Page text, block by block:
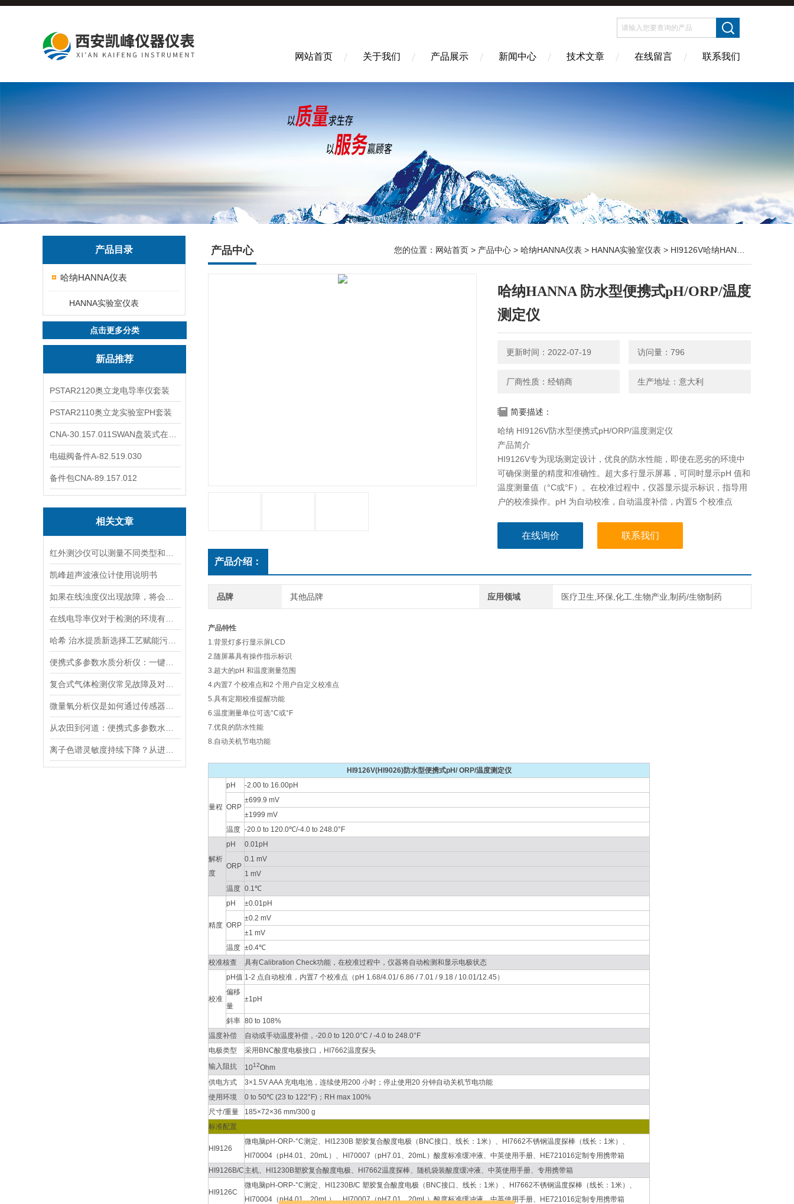
网站首页 关于我们 产品展示 新闻中心 技术文章 在线留言 联系我们
产品目录
哈纳HANNA仪表
HANNA实验室仪表
点击更多分类
新品推荐
PSTAR2120奥立龙电导率仪套装
PSTAR2110奥立龙实验室PH套装
电磁阀备件A-82.519.030
备件包CNA-89.157.012
相关文章
凯峰超声波液位计使用说明书
产品中心 您的位置： 网站首页 > 产品中心 > 哈纳HANNA仪表 > HANNA实验室仪表 > HI9126V哈纳HANNA 防水型便携式pH/ORP/温度测定仪
哈纳HANNA 防水型便携式pH/ORP/温度
测定仪
更新时间：2022-07-19 访问量：796
厂商性质：经销商 生产地址：意大利
简要描述：
哈纳 HI9126V防水型便携式pH/ORP/温度测定仪
产品简介
HI9126V专为现场测定设计，优良的防水性能，即使在恶劣的环境中
可确保测量的精度和准确性。超大多行显示屏幕，可同时显示pH 值和
温度测量值（°C或°F）。在校准过程中，仪器显示提示标识，指导用
户的校准操作。pH 为自动校准，自动温度补偿，内置5 个校准点
在线询价 联系我们
产品介绍：
品牌 其他品牌 应用领域 医疗卫生,环保,化工,生物产业,制药/生物制药
产品特性
1.背景灯多行显示屏LCD
2.随屏幕具有操作指示标识
3.超大的pH 和温度测量范围
4.内置7 个校准点和2 个用户自定义校准点
5.具有定期校准提醒功能
6.温度测量单位可选°C或°F
7.优良的防水性能
8.自动关机节电功能
HI9126V(HI9026)防水型便携式pH/ ORP/温度测定仪
量程
pH -2.00 to 16.00pH
ORP
±699.9 mV
±1999 mV
温度 -20.0 to 120.0℃/-4.0 to 248.0°F
解析
度
pH 0.01pH
ORP
0.1 mV
1 mV
温度 0.1℃
精度
pH ±0.01pH
ORP
±0.2 mV
±1 mV
温度 ±0.4℃
校准核查
具有Calibration Check功能，在校准过程中，仪器将自动检测和显示电极状态
校准
pH值 1-2 点自动校准，内置7 个校准点（pH 1.68/4.01/ 6.86 / 7.01 / 9.18 / 10.01/12.45）
偏移
量
±1pH
斜率 80 to 108%
温度补偿
自动或手动温度补偿，-20.0 to 120.0°C / -4.0 to 248.0°F
电极类型
采用BNC酸度电极接口，HI7662温度探头
输入阻抗
1012Ohm
供电方式
3×1.5V AAA 充电电池，连续使用200 小时；停止使用20 分钟自动关机节电功能
使用环境
0 to 50℃ (23 to 122°F)；RH max 100%
尺寸/重量
185×72×36 mm/300 g
标准配置
HI9126
微电脑pH-ORP-°C测定、HI1230B 塑胶复合酸度电极（BNC接口、线长：1米）、HI7662不锈钢温度探棒（线长：1米）、
HI70004（pH4.01、20mL）、HI70007（pH7.01、20mL）酸度标准缓冲液、中英使用手册、HE721016定制专用携带箱
HI9126B/C 主机、HI1230B塑胶复合酸度电极、HI7662温度探棒、随机袋装酸度缓冲液、中英使用手册、专用携带箱
HI9126C
微电脑pH-ORP-°C测定、HI1230B/C 塑胶复合酸度电极（BNC接口、线长：1米）、HI7662不锈钢温度探棒（线长：1米）、
HI70004（pH4.01、20mL）、HI70007（pH7.01、20mL）酸度标准缓冲液、中英使用手册、HE721016定制专用携带箱